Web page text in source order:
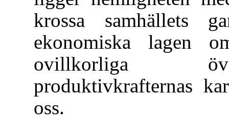
krossa samhällets
ekonomiska lagen
ovillkorliga
produktivkrafternas
oss.